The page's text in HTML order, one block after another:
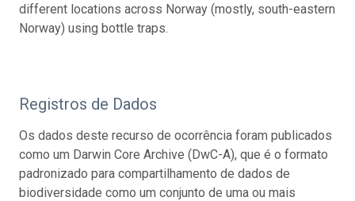
different locations across Norway (mostly, south-eastern
Norway) using bottle traps.
Registros de Dados
Os dados deste recurso de ocorrência foram publicados
como um Darwin Core Archive (DwC-A), que é o formato
padronizado para compartilhamento de dados de
biodiversidade como um conjunto de uma ou mais